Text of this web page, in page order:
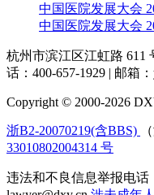
中国医院发展大会
中国医院发展大会
杭州市滨江区江虹路 611
话：400-657-1929 | 邮箱
Copyright © 2000-2026
浙B2-20070219(含BBS)
33010802004314 号
违法和不良信息举报电话